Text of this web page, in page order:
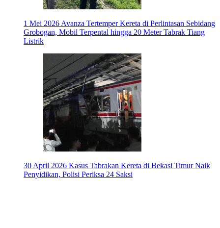
1 Mei 2026 Avanza Tertemper Kereta di Perlintasan Sebidang
Grobogan, Mobil Terpental hingga 20 Meter Tabrak Tiang
Listrik
30 April 2026 Kasus Tabrakan Kereta di Bekasi Timur Naik
Penyidikan, Polisi Periksa 24 Saksi